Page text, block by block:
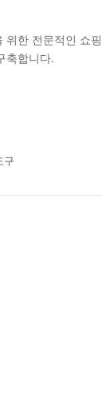
위한 전문적인 쇼
축합니다.
구